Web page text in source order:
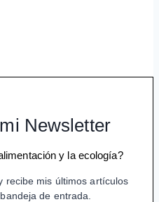
Newsletter
y la ecología?
recibe mis últimos artículos
de entrada.